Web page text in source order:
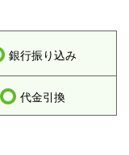
銀行振り込み
代金引換